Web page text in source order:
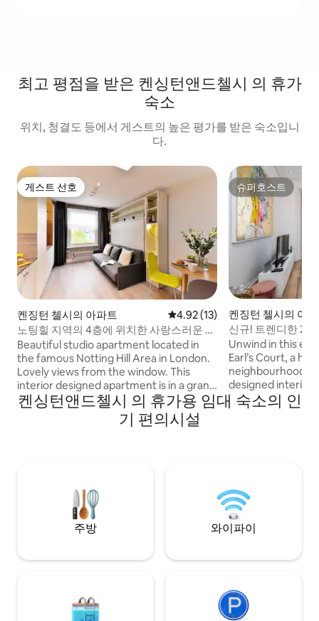
최고 평점을 받은 켄싱턴앤드첼시 의 휴가
숙소
위치, 청결도 등에서 게스트의 높은 평가를 받은 숙소입니
다.
게스트 선호
게스트 선호
켄징턴 첼시의 아파트 평점 4.92점(5점 만점), 후기 13
4.92 (13)
노팅힐 지역의 4층에 위치한 사랑스러운 스
튜디오
Beautiful studio apartment located in
the famous Notting Hill Area in London.
Lovely views from the window. This
interior designed apartment is in a grand
Victorian townhouse, on a quiet tree
lined street. One set of towels per
person and linen are provided. Feel free
you stay in this unique place.
슈퍼호스트
슈퍼호스트
켄징턴 첼시의 아
신규! 트렌디한 2
지하철역까지 5분
Unwind in this
Earl’s Court, a
neighbourhood.
designed
zoning, it’s
or business
London stay
켄싱턴앤드첼시 의 휴가용 임대 숙소의 인
기 편의시설
주방 와이파이